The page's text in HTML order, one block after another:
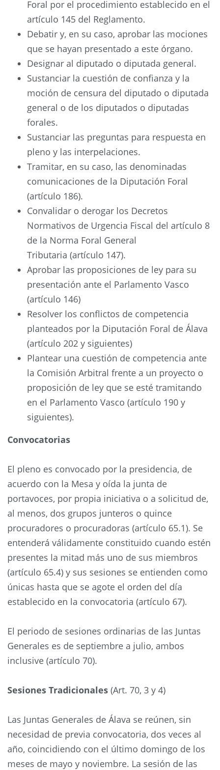
Foral por el procedimiento establecido en el
artículo 145 del Reglamento.
Debatir y, en su caso, aprobar las mociones
que se hayan presentado a este órgano.
Designar al diputado o diputada general.
Sustanciar la cuestión de confianza y la
moción de censura del diputado o diputada
general o de los diputados o diputadas
forales.
Sustanciar las preguntas para respuesta en
pleno y las interpelaciones.
Tramitar, en su caso, las denominadas
comunicaciones de la Diputación Foral
(artículo 186).
Convalidar o derogar los Decretos
Normativos de Urgencia Fiscal del artículo 8
de la Norma Foral General
Tributaria (artículo 147).
Aprobar las proposiciones de ley para su
presentación ante el Parlamento Vasco
(artículo 146)
Resolver los conflictos de competencia
planteados por la Diputación Foral de Álava
(artículo 202 y siguientes)
Plantear una cuestión de competencia ante
la Comisión Arbitral frente a un proyecto o
proposición de ley que se esté tramitando
en el Parlamento Vasco (artículo 190 y
siguientes).
Convocatorias
El pleno es convocado por la presidencia, de
acuerdo con la Mesa y oída la junta de
portavoces, por propia iniciativa o a solicitud de,
al menos, dos grupos junteros o quince
procuradores o procuradoras (artículo 65.1). Se
entenderá válidamente constituido cuando estén
presentes la mitad más uno de sus miembros
(artículo 65.4) y sus sesiones se entienden como
únicas hasta que se agote el orden del día
establecido en la convocatoria (artículo 67).
El periodo de sesiones ordinarias de las Juntas
Generales es de septiembre a julio, ambos
inclusive (artículo 70).
Sesiones Tradicionales (Art. 70, 3 y 4)
Las Juntas Generales de Álava se reúnen, sin
necesidad de previa convocatoria, dos veces al
año, coincidiendo con el último domingo de los
meses de mayo y noviembre. La sesión de las